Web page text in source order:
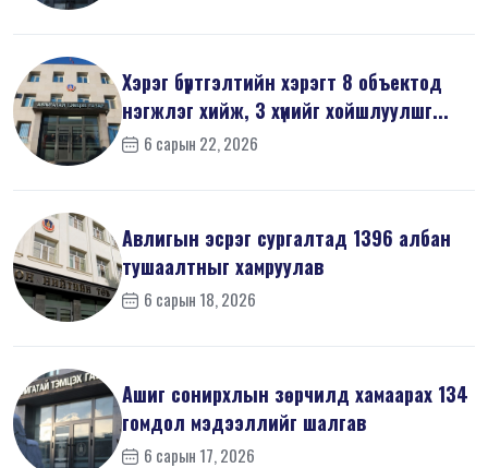
Хэрэг бүртгэлтийн хэрэгт 8 объектод
нэгжлэг хийж, 3 хүнийг хойшлуулшг...
6 сарын 22, 2026
Авлигын эсрэг сургалтад 1396 албан
тушаалтныг хамруулав
6 сарын 18, 2026
Ашиг сонирхлын зөрчилд хамаарах 134
гомдол мэдээллийг шалгав
6 сарын 17, 2026